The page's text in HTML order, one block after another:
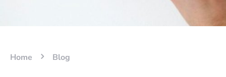
Home Blog